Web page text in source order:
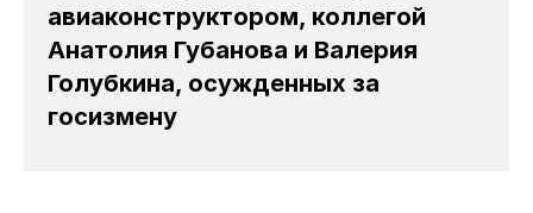
авиаконструктором, коллегой
Анатолия Губанова и Валерия
Голубкина, осужденных за
госизмену